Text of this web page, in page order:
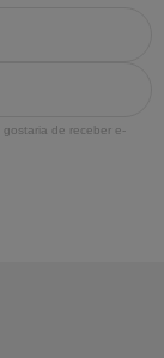
gostaria de receber e-